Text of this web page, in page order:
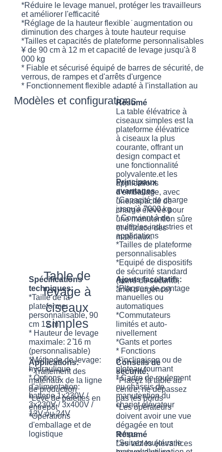
*Réduire le levage manuel, protéger les travailleurs
et améliorer l'efficacité
*Réglage de la hauteur flexible ̇ augmentation ou
diminution des charges à toute hauteur requise
*Tailles et capacités de plateforme personnalisables
¥ de 90 cm à 12 m et capacité de levage jusqu'à 8
000 kg
* Fiable et sécurisé équipé de barres de sécurité, de
verrous, de rampes et d'arrêts d'urgence
* Fonctionnement flexible adapté à l'installation au
niveau du sol ou dans les fosses
Modèles et configurations
Table de
levage à
ciseaux
simples
Résumé
La table élévatrice à
ciseaux simples est la
plateforme élévatrice
à ciseaux la plus
courante, offrant un
design compact et
une fonctionnalité
polyvalente.et les
applications
d'emballage, avec
une capacité de
charge élevée pour
une manutention sûre
et efficace des
matériaux.
Principaux
avantages
*Capacité de charge
jusqu'à 7000 kg
* Convient à de
multiples industries et
applications
*Tailles de plateforme
personnalisables
*Equipé de dispositifs
de sécurité standard
(barre de sécurité,
arrêt d'urgence)
Spécifications
techniques:
*Taille de la
plateforme:
personnalisable, 90
cm 12 m
* Hauteur de levage
maximale: 2 ̊16 m
(personnalisable)
*Méthode de levage:
hydraulique
* Options
d'alimentation:
batterie 1x230V /
3x230V / 3x400V /
12V ou 24V
Ajouts facultatifs:
*Plaques de pontage
manuelles ou
automatiques
*Commutateurs
limités et auto-
nivellement
*Gants et portes
* Fonctions
d'inclinaison ou de
plateau tournant
* Cadre de roulement
ou châssis de
manutention du
chariot élévateur
Applications:
* Traitement des
matériaux de la ligne
de production
*Levé de palettes en
entrepôt
*Opérations
d'emballage et de
logistique
Conseils de
sécurité:
*Placez la table au
centre; ne dépassez
pas les bords
*Les opérateurs
doivent avoir une vue
dégagée en tout
temps
*Suivez toujours le
Résumé
Les tables élévatrices